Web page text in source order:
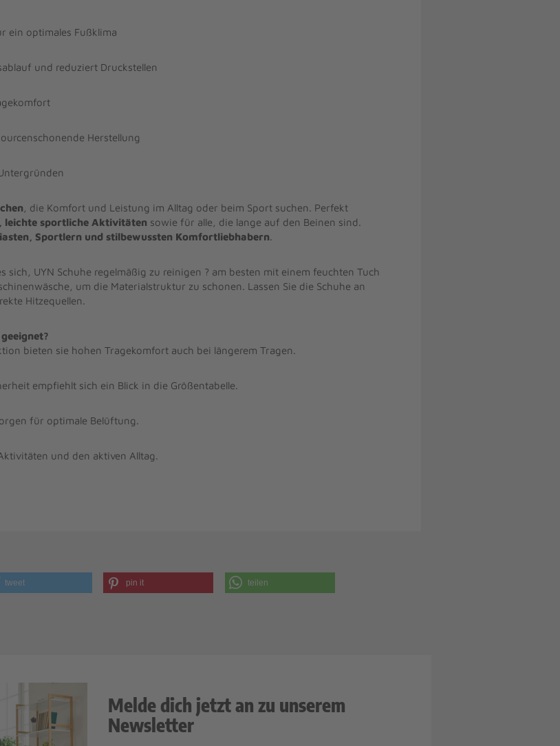
ein optimales Fußklima
und reduziert Druckstellen
Herstellung
, die Komfort und Leistung im Alltag oder beim Sport suchen. Perfekt
leichte sportliche Aktivitäten sowie für alle, die lange auf den Beinen sind.
Sportlern und stilbewussten Komfortliebhabern.
sich, UYN Schuhe regelmäßig zu reinigen ? am besten mit einem feuchten Tuch
um die Materialstruktur zu schonen. Lassen Sie die Schuhe an
Hitzequellen.
bieten sie hohen Tragekomfort auch bei längerem Tragen.
empfiehlt sich ein Blick in die Größentabelle.
für optimale Belüftung.
und den aktiven Alltag.
tweet pin it teilen
Melde dich jetzt an zu unserem
Newsletter